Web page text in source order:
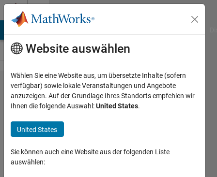
Weiter zum Inhalt
Problem
1488.
binary
for a given
Website auswählen
Wählen Sie eine Website aus, um übersetzte Inhalte (sofern
verfügbar) sowie lokale Veranstaltungen und Angebote
anzuzeigen. Auf der Grundlage Ihres Standorts empfehlen wir
Ihnen die folgende Auswahl:United States.
United States
Sie können auch eine Website aus der folgenden Liste
auswählen: